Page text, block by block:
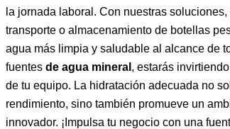
la jornada laboral. Con nuestras
transporte o almacenamiento de botellas
agua más limpia y saludable al alcance de
fuentes de agua mineral , estarás
de tu equipo. La hidratación adecuada no
rendimiento, sino también promueve un
innovador. ¡Impulsa tu negocio con una